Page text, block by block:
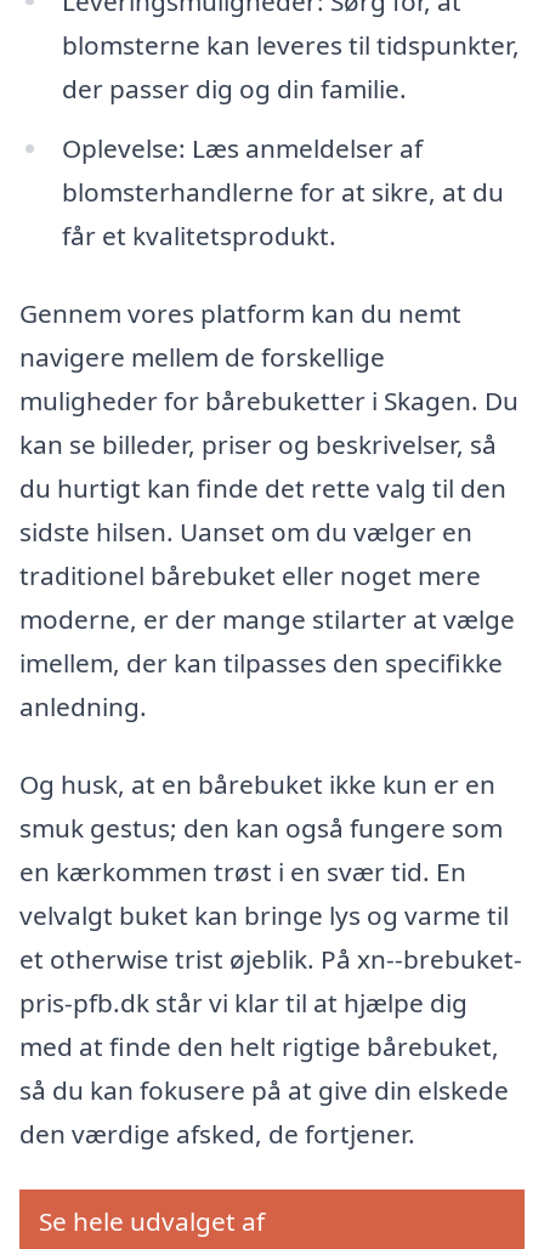
blomsterne kan leveres til tidspunkter,
der passer dig og din familie.
Oplevelse: Læs anmeldelser af
blomsterhandlerne for at sikre, at du
får et kvalitetsprodukt.
Gennem vores platform kan du nemt
navigere mellem de forskellige
muligheder for bårebuketter i Skagen. Du
kan se billeder, priser og beskrivelser, så
du hurtigt kan finde det rette valg til den
sidste hilsen. Uanset om du vælger en
traditionel bårebuket eller noget mere
moderne, er der mange stilarter at vælge
imellem, der kan tilpasses den specifikke
anledning.
Og husk, at en bårebuket ikke kun er en
smuk gestus; den kan også fungere som
en kærkommen trøst i en svær tid. En
velvalgt buket kan bringe lys og varme til
et otherwise trist øjeblik. På xn--brebuket-
pris-pfb.dk står vi klar til at hjælpe dig
med at finde den helt rigtige bårebuket,
så du kan fokusere på at give din elskede
den værdige afsked, de fortjener.
Se hele udvalget af